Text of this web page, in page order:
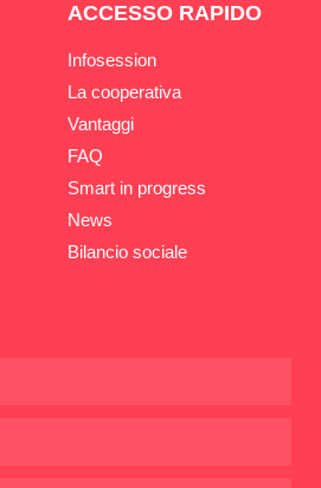
ACCESSO RAPIDO
Infosession
La cooperativa
Vantaggi
FAQ
Smart in progress
News
Bilancio sociale